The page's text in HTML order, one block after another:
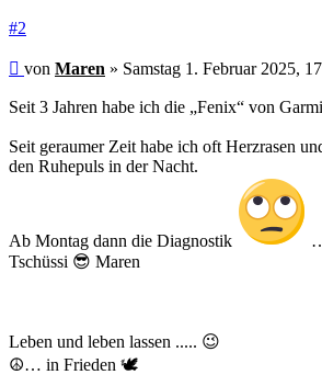
#2
Beitrag
von Maren » Samstag 1. Februar 2025,
Seit 3 Jahren habe ich die „Fenix“ von
Seit geraumer Zeit habe ich oft Herzrasen
den Ruhepuls in der Nacht.
Ab Montag dann die Diagnostik
Tschüssi 😎 Maren
Leben und leben lassen ..... 😉
☮️… in Frieden 🕊